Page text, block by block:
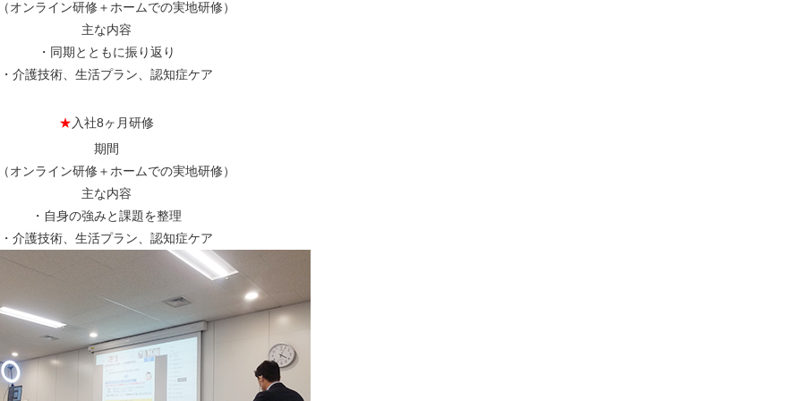
オンライン研修＋ホームでの実地研修）
主な内容
・同期とともに振り返り
・介護技術、生活プラン、認知症ケア
★ 入社8ヶ月研修
期間
オンライン研修＋ホームでの実地研修）
主な内容
・自身の強みと課題を整理
・介護技術、生活プラン、認知症ケア